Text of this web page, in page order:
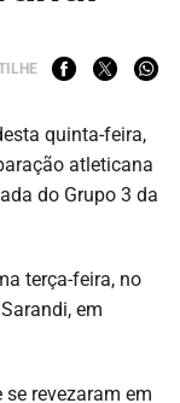
quinta-feira,
atleticana
do Grupo 3 da
terça-feira, no
em
revezaram em